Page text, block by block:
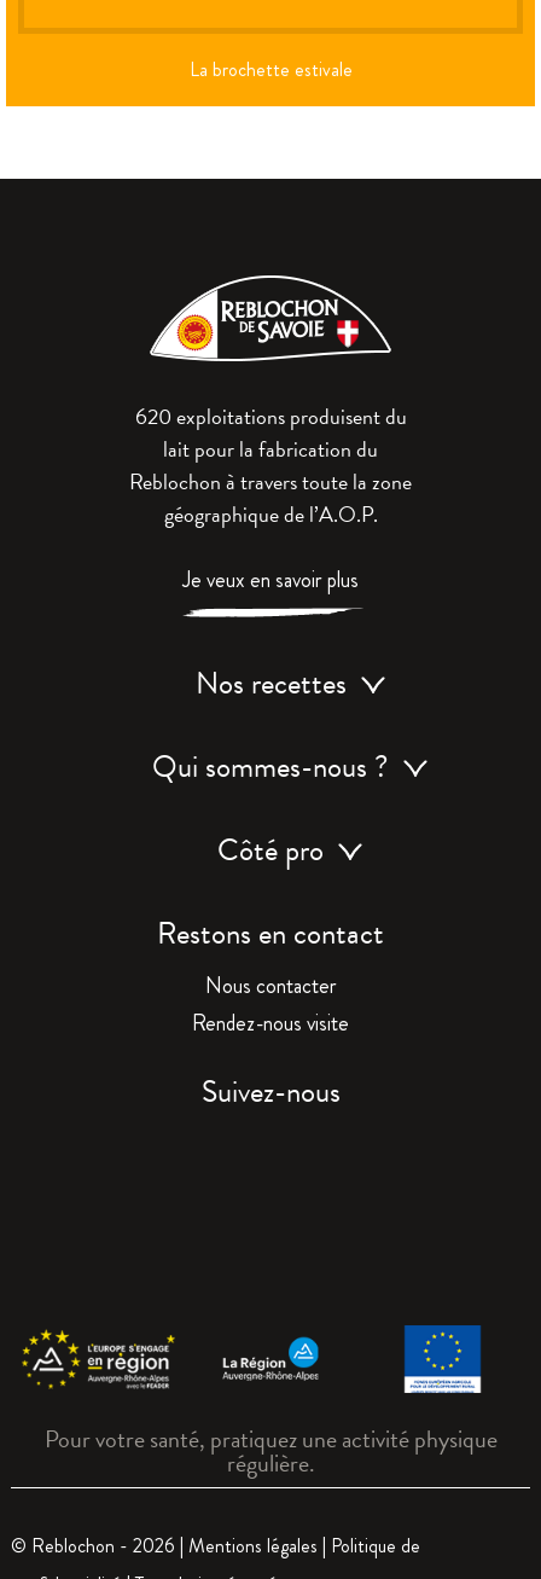
La brochette estivale
620 exploitations produisent du
lait pour la fabrication du
Reblochon à travers toute la zone
géographique de l’A.O.P.
Je veux en savoir plus
Nos recettes
Qui sommes-nous ?
Côté pro
Restons en contact
Nous contacter
Rendez-nous visite
Suivez-nous
Pour votre santé, pratiquez une activité physique
régulière.
© Reblochon - 2026 | Mentions légales | Politique de